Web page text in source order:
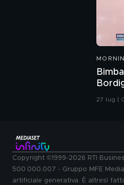
27 lug |
Copyright ©1999-2026 RTI
500.000.007 - Gruppo MFE
artificiale generativa. È altresì